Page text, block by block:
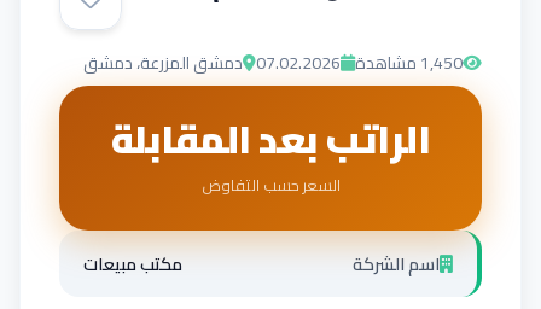
1,450مشاهدة 07.02.2026 دمشق المزرعة، دمشق
الراتب بعد المقابلة
السعر حسب التفاوض
اسم الشركة مكتب مبيعات